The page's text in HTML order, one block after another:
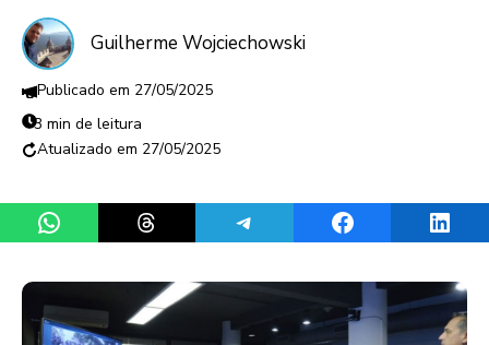
Guilherme Wojciechowski
27/05/2025
3 min de leitura
27/05/2025
Share on WhatsAppShare on ThreadsShare on TelegramShare on Facebook